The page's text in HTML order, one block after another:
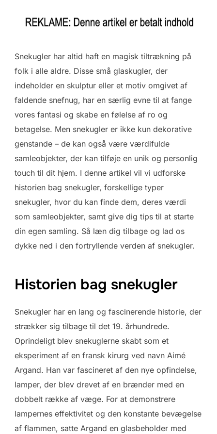
Snekugler har altid haft en magisk tiltrækning på
folk i alle aldre. Disse små glaskugler, der
indeholder en skulptur eller et motiv omgivet af
faldende snefnug, har en særlig evne til at fange
vores fantasi og skabe en følelse af ro og
betagelse. Men snekugler er ikke kun dekorative
genstande – de kan også være værdifulde
samleobjekter, der kan tilføje en unik og personlig
touch til dit hjem. I denne artikel vil vi udforske
historien bag snekugler, forskellige typer
snekugler, hvor du kan finde dem, deres værdi
som samleobjekter, samt give dig tips til at starte
din egen samling. Så læn dig tilbage og lad os
dykke ned i den fortryllende verden af snekugler.
Historien bag snekugler
Snekugler har en lang og fascinerende historie, der
strækker sig tilbage til det 19. århundrede.
Oprindeligt blev snekuglerne skabt som et
eksperiment af en fransk kirurg ved navn Aimé
Argand. Han var fascineret af den nye opfindelse,
lamper, der blev drevet af en brænder med en
dobbelt række af væge. For at demonstrere
lampernes effektivitet og den konstante bevægelse
af flammen, satte Argand en glasbeholder med